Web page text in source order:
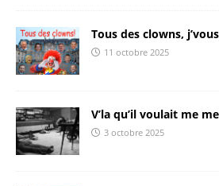
Tous des clowns,
11 octobre 2025
V’la qu’il voulait me
3 octobre 2025